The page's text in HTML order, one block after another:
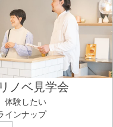
ノベ見学会
体験したい
インナップ